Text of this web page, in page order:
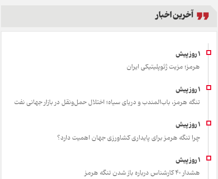
آخرین اخبار
هرمز؛ مزیت ژئوپلیتیکی ایران
تنگه هرمز، باب‌المندب و دریای سیاه؛ اختلال حمل‌ونقل در بازار جهانی نفت
چرا تنگه هرمز برای پایداری کشاورزی جهان اهمیت دارد؟
هشدار 40 کارشناس درباره باز شدن تنگه هرمز